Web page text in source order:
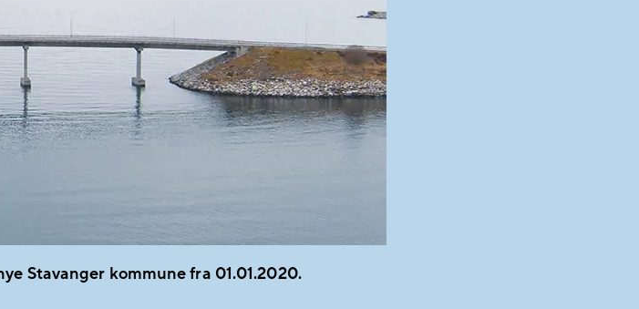
Stavanger kommune fra 01.01.2020.